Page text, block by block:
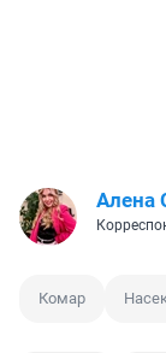
Алена
Комар